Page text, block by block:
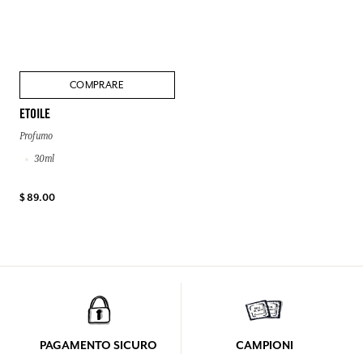
COMPRARE
ETOILE
Profumo
30ml
$ 89.00
PAGAMENTO SICURO CAMPIONI